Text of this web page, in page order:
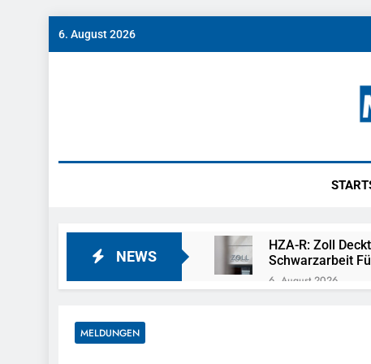
6. August 2026
NEWS
HZA-R: Zoll
Schwarzarbeit
6. August 2026
MELDUNGEN